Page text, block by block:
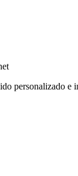
personalizado e